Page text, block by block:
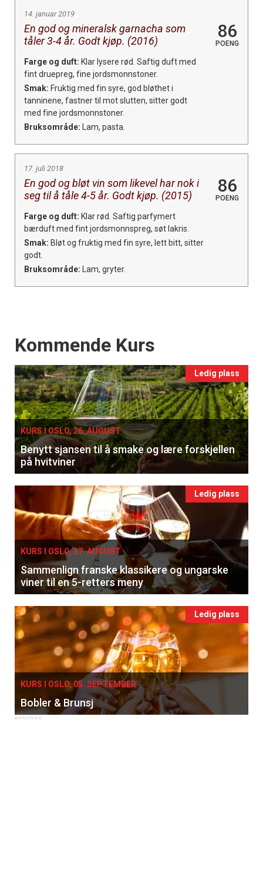
14. januar 2019
En god og mineralsk garnacha som
tåler 3-4 år. Godt kjøp. (2016)
86
POENG
Farge og duft: Klar lysere rød. Saftig duft med
fint druepreg, fine jordsmonnstoner.
Smak: Fruktig med fin syre, god bløthet i
tanninene, fastner til mot slutten, sitter godt
med fine jordsmonnstoner.
Bruksområde: Lam, pasta.
17. juli 2018
En god og bløt vin som likevel har nok i
seg til å tåle 4-5 år. Godt kjøp. (2015)
86
POENG
Farge og duft: Klar rød. Saftig parfymert
bærduft med fint jordsmonnspreg, søt lakris.
Smak: Bløt og fruktig med fin syre, lett bitt, sitter
godt.
Bruksområde: Lam, gryter.
Events
Kommende Kurs
Ledig plass
KURS I OSLO, 26. AUGUST
Benytt sjansen til å smake og lære forskjellen
på hvitviner
Ledig plass
KURS I OSLO, 27. AUGUST
Sammenlign franske klassikere og ungarske
viner til en 5-retters meny
Ledig plass
KURS I OSLO, 05. SEPTEMBER
Bobler & Brunsj